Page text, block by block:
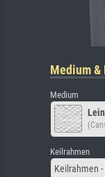
Medium &
Medium
Keilrahmen
Keilrahmen